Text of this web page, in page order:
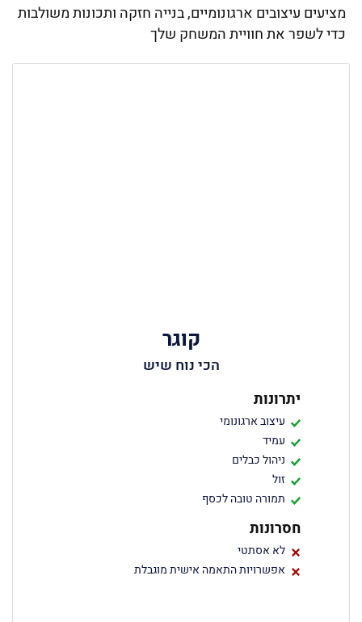
מציעים עיצובים ארגונומיים, בנייה חזקה ותכונות משולבות
כדי לשפר את חוויית המשחק שלך
קוגר
הכי נוח שיש
יתרונות
עיצוב ארגונומי
עמיד
ניהול כבלים
זול
תמורה טובה לכסף
חסרונות
לא אסתטי
אפשרויות התאמה אישית מוגבלת